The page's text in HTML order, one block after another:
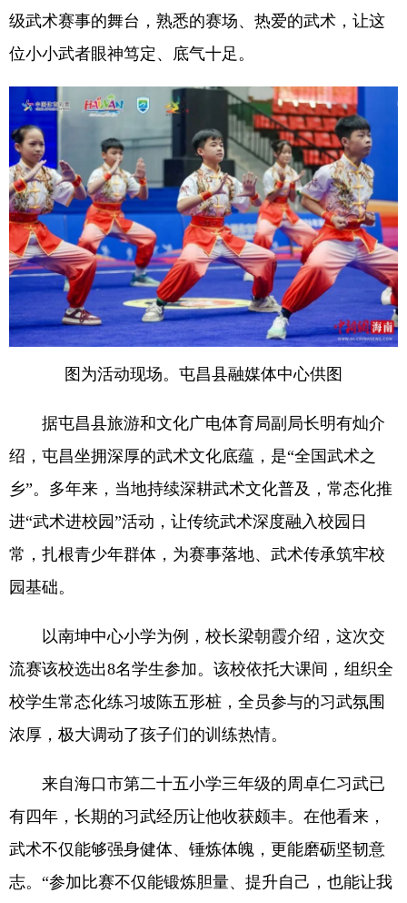
级武术赛事的舞台，熟悉的赛场、热爱的武术，让这
位小小武者眼神笃定、底气十足。
图为活动现场。屯昌县融媒体中心供图
据屯昌县旅游和文化广电体育局副局长明有灿介
绍，屯昌坐拥深厚的武术文化底蕴，是“全国武术之
乡”。多年来，当地持续深耕武术文化普及，常态化推
进“武术进校园”活动，让传统武术深度融入校园日
常，扎根青少年群体，为赛事落地、武术传承筑牢校
园基础。
以南坤中心小学为例，校长梁朝霞介绍，这次交
流赛该校选出8名学生参加。该校依托大课间，组织全
校学生常态化练习坡陈五形桩，全员参与的习武氛围
浓厚，极大调动了孩子们的训练热情。
来自海口市第二十五小学三年级的周卓仁习武已
有四年，长期的习武经历让他收获颇丰。在他看来，
武术不仅能够强身健体、锤炼体魄，更能磨砺坚韧意
志。“参加比赛不仅能锻炼胆量、提升自己，也能让我